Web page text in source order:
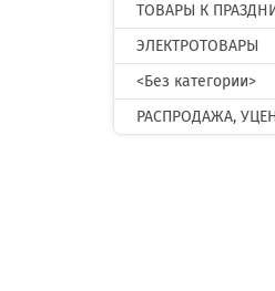
ТОВАРЫ К
ЭЛЕКТРОТОВАРЫ
<Без категории>
РАСПРОДАЖА,